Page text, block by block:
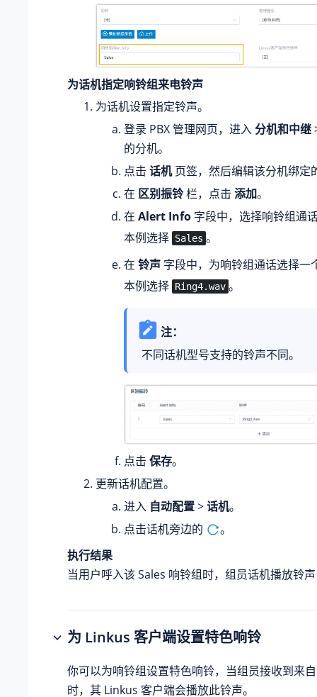
为话机指定响铃组来电铃声
为话机设置指定铃声。
登录 PBX 管理网页，进入分机和中继
的分机。
点击 话机页签，然后编辑该分机绑定
在 区别振铃栏，点击 添加。
在 Alert Info 字段中，选择响铃组通
本例选择 Sales 。
在 铃声 字段中，为响铃组通话选择一
本例选择 Ring4.wav 。
注：
不同话机型号支持的铃声不同。
点击 保存。
更新话机配置。
进入 自动配置>话机。
点击话机旁边的
。
执行结果
当用户呼入该 Sales 响铃组时，组员话机播放铃
为 Linkus 客户端设置特色响铃
你可以为响铃组设置特色响铃，当组员接收到来
时，其 Linkus 客户端会播放此铃声。